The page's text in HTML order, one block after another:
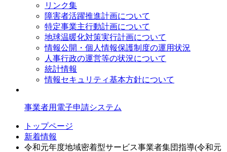
リンク集
障害者活躍推進計画について
特定事業主行動計画について
地球温暖化対策実行計画について
情報公開・個人情報保護制度の運用状況
人事行政の運営等の状況について
統計情報
情報セキュリティ基本方針について
事業者用電子申請システム
トップページ
新着情報
令和元年度地域密着型サービス事業者集団指導(令和元